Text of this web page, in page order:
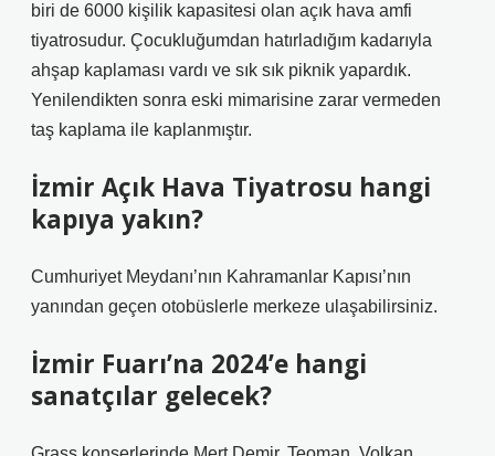
biri de 6000 kişilik kapasitesi olan açık hava amfi
tiyatrosudur. Çocukluğumdan hatırladığım kadarıyla
ahşap kaplaması vardı ve sık sık piknik yapardık.
Yenilendikten sonra eski mimarisine zarar vermeden
taş kaplama ile kaplanmıştır.
İzmir Açık Hava Tiyatrosu hangi
kapıya yakın?
Cumhuriyet Meydanı’nın Kahramanlar Kapısı’nın
yanından geçen otobüslerle merkeze ulaşabilirsiniz.
İzmir Fuarı’na 2024’e hangi
sanatçılar gelecek?